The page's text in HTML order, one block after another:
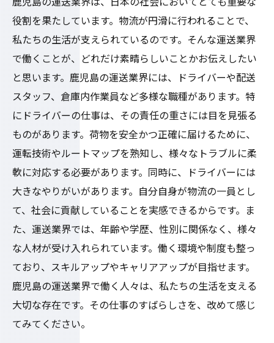
役割を果たしています。物流が円滑に行われることで、
私たちの生活が支えられているのです。そんな運送業界
で働くことが、どれだけ素晴らしいことかお伝えしたい
と思います。鹿児島の運送業界には、ドライバーや配送
スタッフ、倉庫内作業員など多様な職種があります。特
にドライバーの仕事は、その責任の重さには目を見張る
ものがあります。荷物を安全かつ正確に届けるために、
運転技術やルートマップを熟知し、様々なトラブルに柔
軟に対応する必要があります。同時に、ドライバーには
大きなやりがいがあります。自分自身が物流の一員とし
て、社会に貢献していることを実感できるからです。ま
た、運送業界では、年齢や学歴、性別に関係なく、様々
な人材が受け入れられています。働く環境や制度も整っ
ており、スキルアップやキャリアアップが目指せます。
鹿児島の運送業界で働く人々は、私たちの生活を支える
大切な存在です。その仕事のすばらしさを、改めて感じ
てみてください。